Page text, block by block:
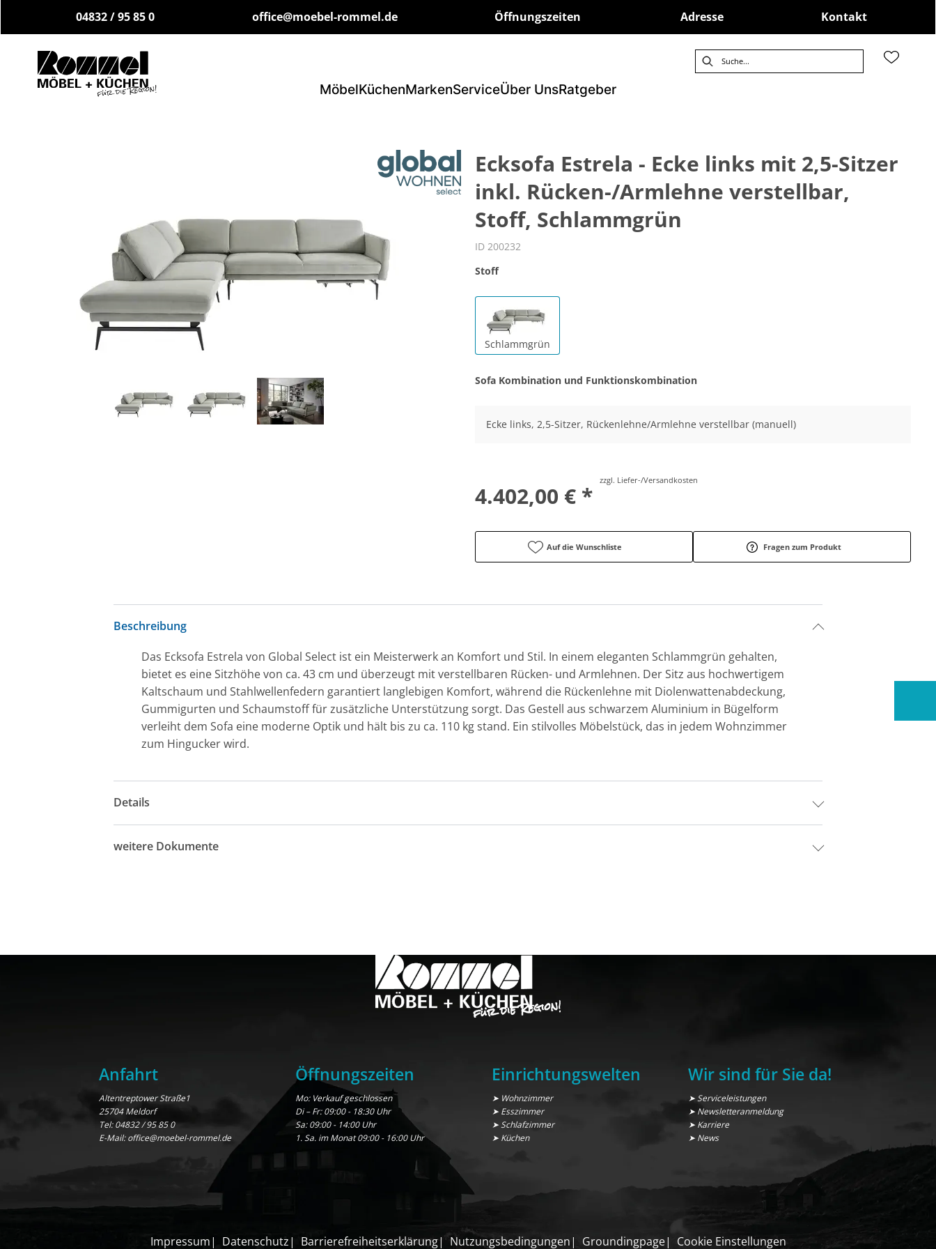
04832 / 95 85 0 office@moebel-rommel.de Öffnungszeiten Adresse Kontakt
MöbelKüchenMarkenServiceÜber UnsRatgeber
Ecksofa Estrela - Ecke links mit 2,5-Sitzer
inkl. Rücken-/Armlehne verstellbar,
Stoff, Schlammgrün
ID 200232
Stoff
Schlammgrün
Sofa Kombination und Funktionskombination
Ecke links, 2,5-Sitzer, Rückenlehne/Armlehne verstellbar (manuell)
4.402,00 € *
zzgl. Liefer-/Versandkosten
Auf die Wunschliste Fragen zum Produkt
Beschreibung
Das Ecksofa Estrela von Global Select ist ein Meisterwerk an Komfort und Stil. In einem eleganten Schlammgrün gehalten,
bietet es eine Sitzhöhe von ca. 43 cm und überzeugt mit verstellbaren Rücken- und Armlehnen. Der Sitz aus hochwertigem
Kaltschaum und Stahlwellenfedern garantiert langlebigen Komfort, während die Rückenlehne mit Diolenwattenabdeckung,
Gummigurten und Schaumstoff für zusätzliche Unterstützung sorgt. Das Gestell aus schwarzem Aluminium in Bügelform
verleiht dem Sofa eine moderne Optik und hält bis zu ca. 110 kg stand. Ein stilvolles Möbelstück, das in jedem Wohnzimmer
zum Hingucker wird.
Details
weitere Dokumente
Anfahrt
Altentreptower Straße1
25704 Meldorf
Tel:04832 / 95 85 0
E-Mail:office@moebel-rommel.de
Öffnungszeiten
Mo: Verkauf geschlossen
Di – Fr: 09:00 - 18:30 Uhr
Sa: 09:00 - 14:00 Uhr
1. Sa. im Monat 09:00 - 16:00 Uhr
Einrichtungswelten
➤ Wohnzimmer
➤ Esszimmer
➤ Schlafzimmer
➤ Küchen
Wir sind für Sie da!
➤ Serviceleistungen
➤ Newsletteranmeldung
➤ Karriere
➤ News
Impressum Datenschutz Barrierefreiheitserklärung Nutzungsbedingungen Groundingpage Cookie Einstellungen